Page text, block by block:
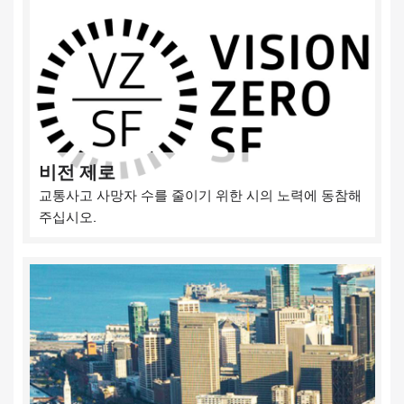
비전 제로
교통사고 사망자 수를 줄이기 위한 시의 노력에 동참해
주십시오.